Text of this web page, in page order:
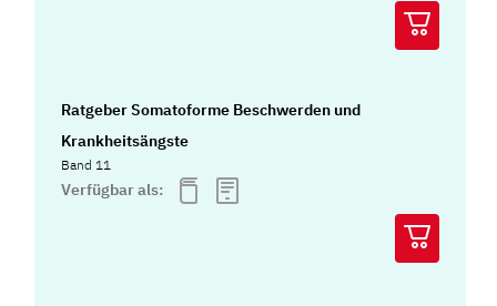
Ratgeber Somatoforme Beschwerden und
Krankheitsängste
Band 11
Verfügbar als: